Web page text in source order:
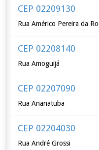
CEP 02209130
Rua Américo Pereira da
CEP 02208140
Rua Amoguijá
CEP 02207090
Rua Ananatuba
CEP 02204030
Rua André Grossi